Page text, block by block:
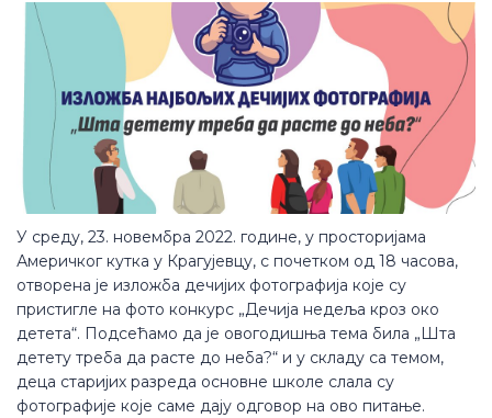
У среду, 23. новембра 2022. године, у просторијама
Америчког кутка у Крагујевцу, с почетком од 18 часова,
отворена је изложба дечијих фотографија које су
пристигле на фото конкурс „Дечија недеља кроз око
детета“. Подсећамо да је овогодишња тема била „Шта
детету треба да расте до неба?“ и у складу са темом,
деца старијих разреда основне школе слала су
фотографије које саме дају одговор на ово питање.